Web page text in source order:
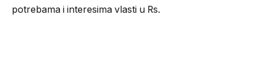
potrebama i interesima vlasti u Rs.